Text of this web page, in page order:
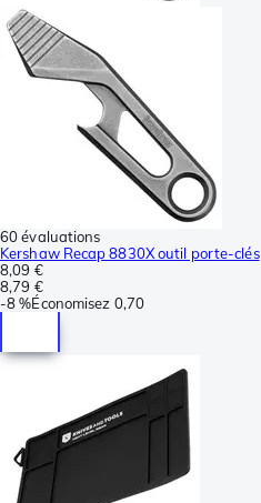
60 évaluations
Kershaw Recap 8830X outil porte-clés
8,09 €
8,79 €
-8 %Économisez 0,70